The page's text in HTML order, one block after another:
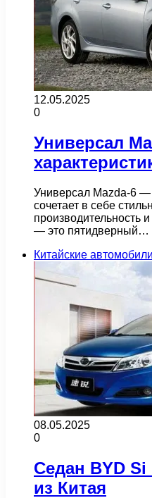
12.05.2025
0
Универсал
Универсал Mazda-6 —
сочетает в себе
производительность
— это пятидверный…
Китайские автомобили
08.05.2025
0
Седан BYD
из Китая